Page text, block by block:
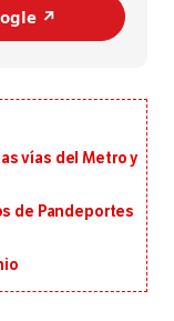
↗️
vías del Metro y
de Pandeportes